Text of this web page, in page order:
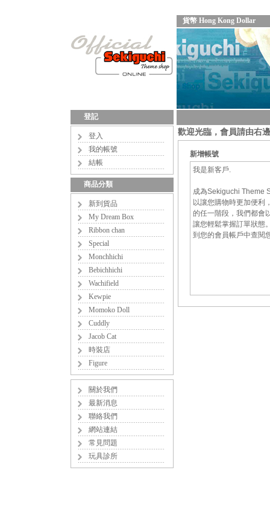
貨幣 Hong Kong Dollar
登記
登入
我的帳號
結帳
商品分類
新到貨品
My Dream Box
Ribbon chan
Special
Monchhichi
Bebichhichi
Wachifield
Kewpie
Momoko Doll
Cuddly
Jacob Cat
時裝店
Figure
關於我們
最新消息
聯絡我們
網站連結
常見問題
玩具診所
歡迎光臨，會員請由右
新增帳號
我是新客戶.
成為Sekiguchi Theme
以讓您購物時更加便利
的任一階段，我們都會
讓您輕鬆掌握訂單狀態
到您的會員帳戶中查閱